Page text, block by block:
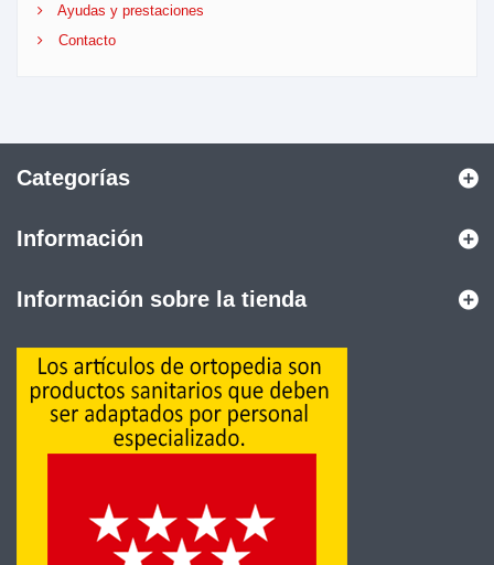
Ayudas y prestaciones
Contacto
Categorías
Información
Información sobre la tienda